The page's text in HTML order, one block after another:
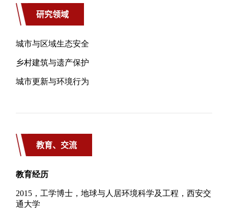
研究领域
教育、交流